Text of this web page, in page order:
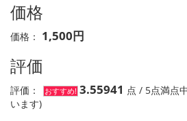
価格
価格： 1,500円
評価
評価： おすすめ! 3.55941 点 / 5点満点
います)